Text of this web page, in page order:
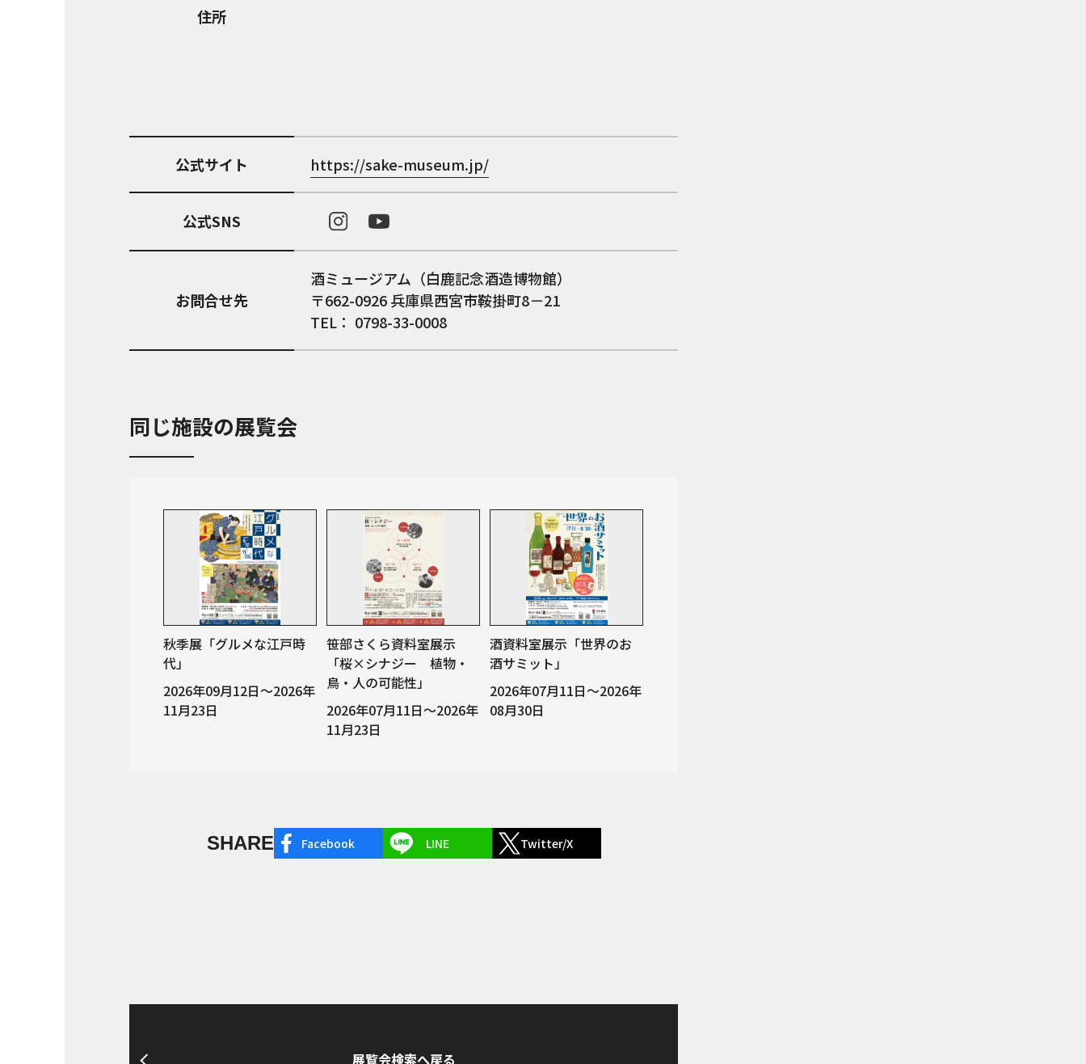
住所
公式サイト https://sake-museum.jp/
公式SNS
お問合せ先
酒ミュージアム（白鹿記念酒造博物館）
〒662-0926 兵庫県西宮市鞍掛町8－21
TEL： 0798-33-0008
同じ施設の展覧会
秋季展「グルメな江戸時
代」
2026年09月12日～2026年
11月23日
笹部さくら資料室展示
「桜×シナジー 植物・
鳥・人の可能性」
2026年07月11日～2026年
11月23日
酒資料室展示「世界のお
酒サミット」
2026年07月11日～2026年
08月30日
SHARE Facebook LINE Twitter/X
展覧会検索へ戻る